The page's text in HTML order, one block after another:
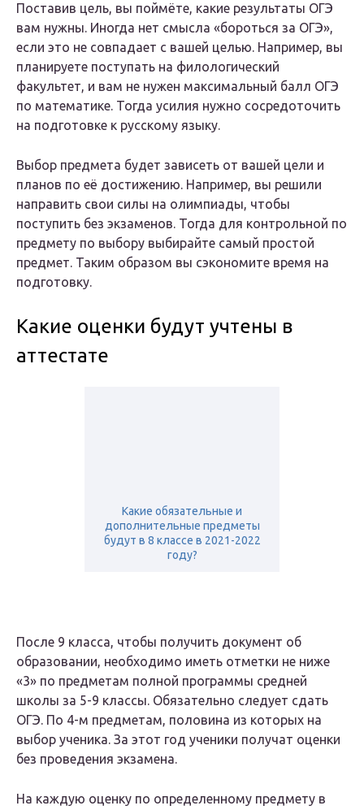
Поставив цель, вы поймёте, какие результаты ОГЭ
вам нужны. Иногда нет смысла «бороться за ОГЭ»,
если это не совпадает с вашей целью. Например, вы
планируете поступать на филологический
факультет, и вам не нужен максимальный балл ОГЭ
по математике. Тогда усилия нужно сосредоточить
на подготовке к русскому языку.
Выбор предмета будет зависеть от вашей цели и
планов по её достижению. Например, вы решили
направить свои силы на олимпиады, чтобы
поступить без экзаменов. Тогда для контрольной по
предмету по выбору выбирайте самый простой
предмет. Таким образом вы сэкономите время на
подготовку.
Какие оценки будут учтены в
аттестате
Какие обязательные и
дополнительные предметы
будут в 8 классе в 2021-2022
году?
После 9 класса, чтобы получить документ об
образовании, необходимо иметь отметки не ниже
«3» по предметам полной программы средней
школы за 5-9 классы. Обязательно следует сдать
ОГЭ. По 4-м предметам, половина из которых на
выбор ученика. За этот год ученики получат оценки
без проведения экзамена.
На каждую оценку по определенному предмету в